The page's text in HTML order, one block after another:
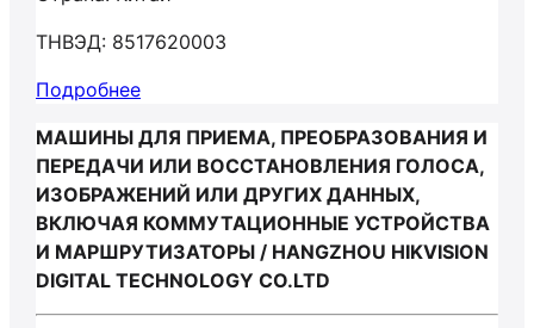
ТНВЭД: 8517620003
Подробнее
МАШИНЫ ДЛЯ ПРИЕМА, ПРЕОБРАЗОВАНИЯ И
ПЕРЕДАЧИ ИЛИ ВОССТАНОВЛЕНИЯ ГОЛОСА,
ИЗОБРАЖЕНИЙ ИЛИ ДРУГИХ ДАННЫХ,
ВКЛЮЧАЯ КОММУТАЦИОННЫЕ УСТРОЙСТВА
И МАРШРУТИЗАТОРЫ / HANGZHOU HIKVISION
DIGITAL TECHNOLOGY CO.LTD